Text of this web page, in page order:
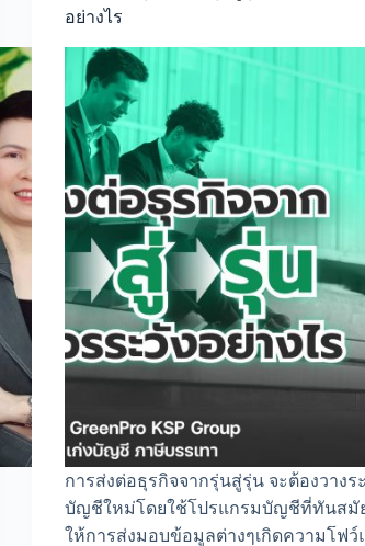
อย่างไร
การส่งต่อธุรกิจจากรุ่นสู่รุ่น จะต้องวางร
บัญชีใหม่โดยใช้โปรแกรมบัญชีที่ทันสมั
ให้การส่งมอบข้อมูลต่างๆเกิดความโฟว์